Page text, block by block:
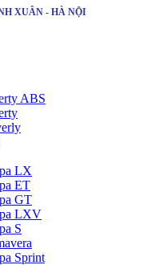
XUÂN - HÀ NỘI
ABS
LX
ET
GT
LXV
S
Sprint